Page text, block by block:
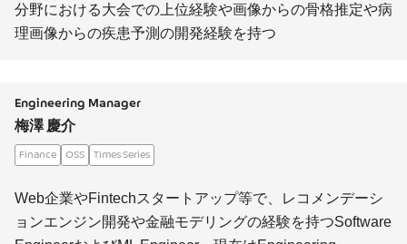
分野における大会での上位経験や画像からの骨格推定や病
理画像からの疾患予測の開発経験を持つ
Engineering Manager
梅澤 慶介
Finance OSS Times Series
Web企業やFintechスタートアップ等で、レコメンデーシ
ョンエンジン開発や金融モデリングの経験を持つSoftware